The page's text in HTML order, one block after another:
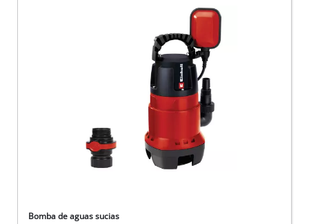
Bomba de aguas sucias